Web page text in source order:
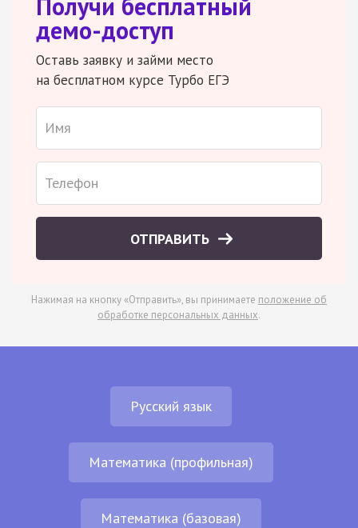
демо-доступ
Оставь заявку и займи место
на бесплатном курсе Турбо ЕГЭ
ОТПРАВИТЬ
Нажимая на кнопку «Отправить», вы принимаете положение об
обработке персональных данных.
Русский язык
Математика (профильная)
Математика (базовая)